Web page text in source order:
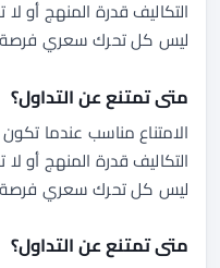
التكاليف قدرة المنهج أو
ليس كل تحرك سعري فرصة
متى تمتنع عن التداول؟
الامتناع مناسب عندما
التكاليف قدرة المنهج أو
ليس كل تحرك سعري فرصة
متى تمتنع عن التداول؟